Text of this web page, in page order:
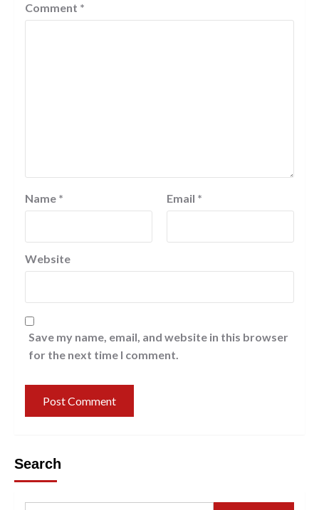
Comment *
Name * Email *
Website
Save my name, email, and website in this browser
for the next time I comment.
Search